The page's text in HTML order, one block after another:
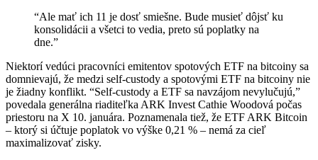
“Ale mať ich 11 je dosť smiešne. Bude musieť dôjsť ku
konsolidácii a všetci to vedia, preto sú poplatky na
dne.”
Niektorí vedúci pracovníci emitentov spotových ETF na bitcoiny sa
domnievajú, že medzi self-custody a spotovými ETF na bitcoiny nie
je žiadny konflikt. “Self-custody a ETF sa navzájom nevylučujú,”
povedala generálna riaditeľka ARK Invest Cathie Woodová počas
priestoru na X 10. januára. Poznamenala tiež, že ETF ARK Bitcoin
– ktorý si účtuje poplatok vo výške 0,21 % – nemá za cieľ
maximalizovať zisky.